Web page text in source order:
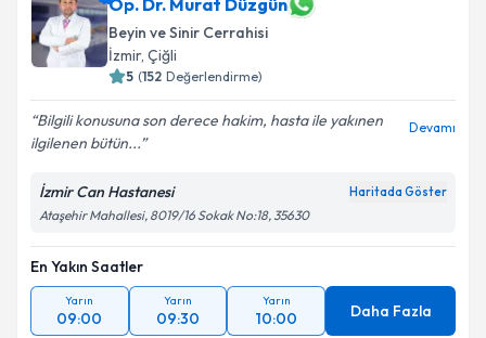
Op. Dr. Murat Düzgün
Beyin ve Sinir Cerrahisi
İzmir, Çiğli
5 (152 Değerlendirme)
Bilgili konusuna son derece hakim, hasta ile yakınen
ilgilenen bütün...
Devamı
İzmir Can Hastanesi Haritada Göster
Ataşehir Mahallesi, 8019/16 Sokak No:18, 35630
En Yakın Saatler
Yarın
09:00
Yarın
09:30
Yarın
10:00 Daha Fazla